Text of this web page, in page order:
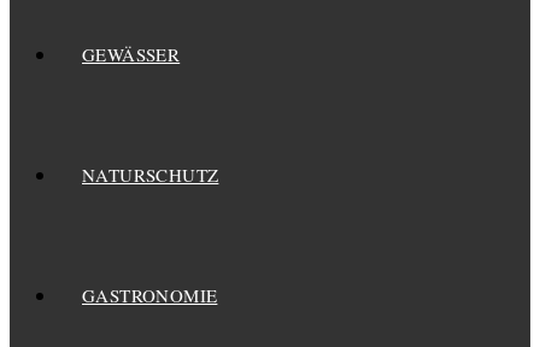
GEWÄSSER
NATURSCHUTZ
GASTRONOMIE